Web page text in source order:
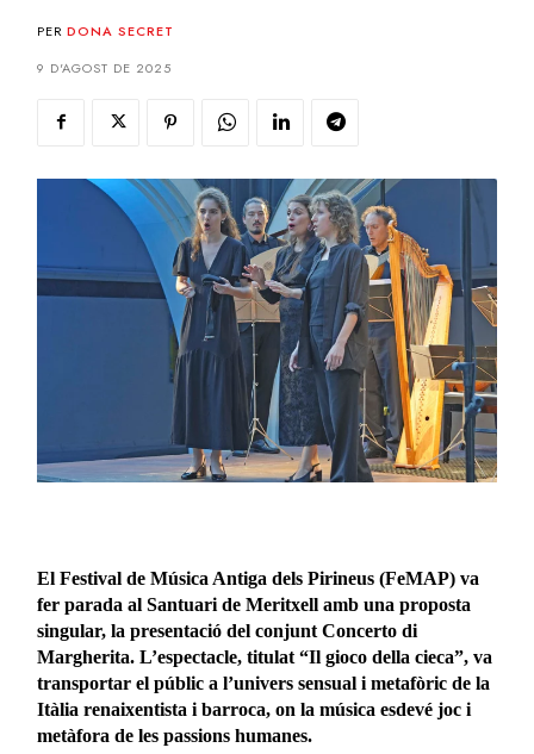
PER DONA SECRET
9 D'AGOST DE 2025
El Festival de Música Antiga dels Pirineus (FeMAP) va
fer parada al Santuari de Meritxell amb una proposta
singular,la presentació del conjunt Concerto di
Margherita. L’espectacle, titulat “Il gioco della cieca”, va
transportar el públic a l’univers sensual i metafòric de la
Itàlia renaixentista i barroca, on la música esdevé joc i
metàfora de les passions humanes.